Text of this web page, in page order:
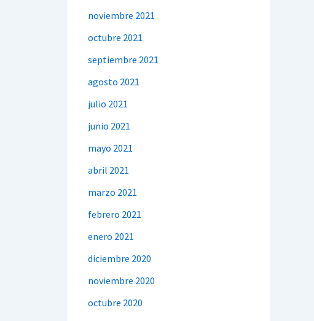
noviembre 2021
octubre 2021
septiembre 2021
agosto 2021
julio 2021
junio 2021
mayo 2021
abril 2021
marzo 2021
febrero 2021
enero 2021
diciembre 2020
noviembre 2020
octubre 2020